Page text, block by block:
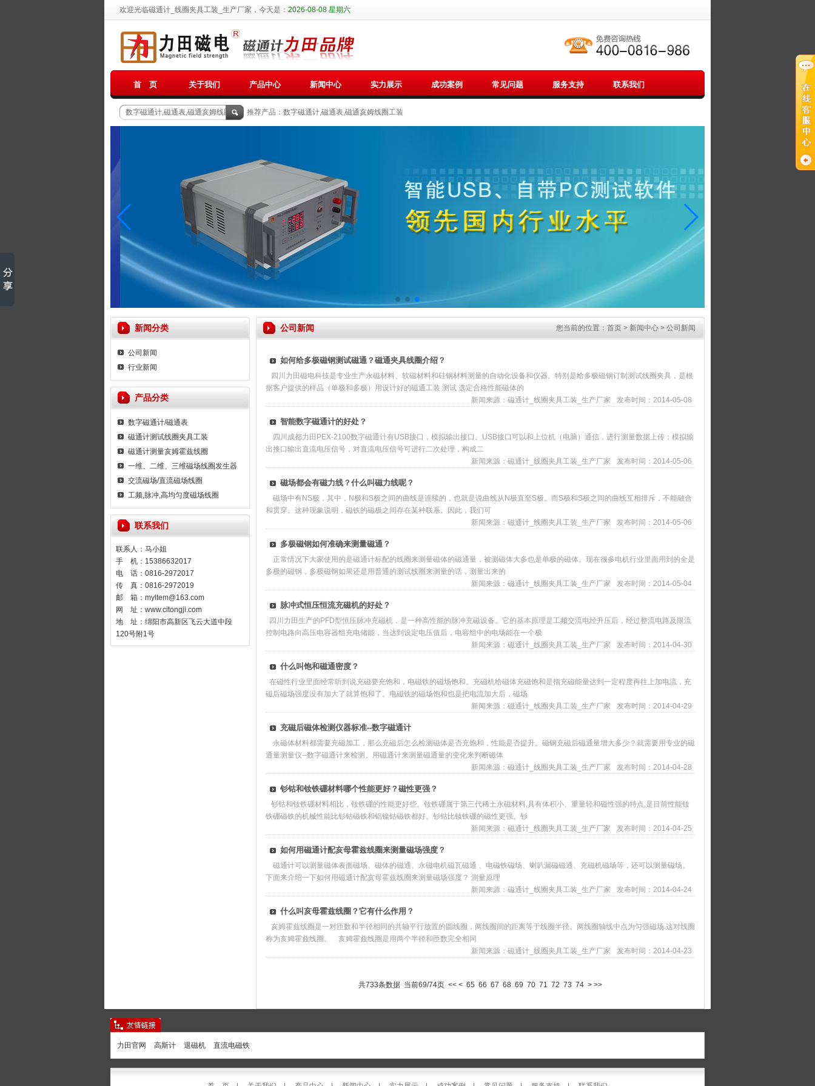
欢迎光临磁通计_线圈夹具工装_生产厂家，今天是： 2026-08-08 星期六
首 页 关于我们 产品中心 新闻中心 实力展示 成功案例 常见问题 服务支持 联系我们
推荐产品： 数字磁通计,磁通表,磁通亥姆线圈工装
新闻分类
公司新闻
行业新闻
产品分类
数字磁通计/磁通表
磁通计测试线圈夹具工装
磁通计测量亥姆霍兹线圈
一维、二维、三维磁场线圈发生器
交流磁场/直流磁场线圈
工频,脉冲,高均匀度磁场线圈
联系我们
联系人：马小姐
手 机：15386632017
电 话：0816-2972017
传 真：0816-2972019
邮 箱： myltem@163.com
网 址： www.citongji.com
地 址：绵阳市高新区飞云大道中段
120号附1号
您当前的位置： 首页 > 新闻中心 > 公司新闻
公司新闻
如何给多极磁钢测试磁通？磁通夹具线圈介绍？
四川力田磁电科技是专业生产永磁材料、软磁材料和硅钢材料测量的自动化设备和仪器。特别是给多极磁钢订制测试线圈夹具，是根
据客户提供的样品（单极和多极）用设计好的磁通工装 测试 选定合格性能磁体的
新闻来源： 磁通计_线圈夹具工装_生产厂家 发布时间：2014-05-08
智能数字磁通计的好处？
四川成都力田PEX-2100数字磁通计有USB接口，模拟输出接口。USB接口可以和上位机（电脑）通信，进行测量数据上传；模拟输
出接口输出直流电压信号，对直流电压信号可进行二次处理，构成二
新闻来源： 磁通计_线圈夹具工装_生产厂家 发布时间：2014-05-06
磁场都会有磁力线？什么叫磁力线呢？
磁场中有NS极，其中，N极和S极之间的曲线是连续的，也就是说曲线从N极直至S极。而S极和S极之间的曲线互相排斥，不能融合
和贯穿。这种现象说明，磁铁的磁极之间存在某种联系。因此，我们可
新闻来源： 磁通计_线圈夹具工装_生产厂家 发布时间：2014-05-06
多极磁钢如何准确来测量磁通？
正常情况下大家使用的是磁通计标配的线圈来测量磁体的磁通量，被测磁体大多也是单极的磁体。现在很多电机行业里面用到的全是
多极的磁钢，多极磁钢如果还是用普通的测试线圈来测量的话，测量出来的
新闻来源： 磁通计_线圈夹具工装_生产厂家 发布时间：2014-05-04
脉冲式恒压恒流充磁机的好处？
四川力田生产的PFD型恒压脉冲充磁机，是一种高性能的脉冲充磁设备。它的基本原理是工频交流电经升压后，经过整流电路及限流
控制电路向高压电容器组充电储能，当达到设定电压值后，电容组中的电场能在一个极
新闻来源： 磁通计_线圈夹具工装_生产厂家 发布时间：2014-04-30
什么叫饱和磁通密度？
在磁性行业里面经常听到说充磁要充饱和，电磁铁的磁场饱和。充磁机给磁体充磁饱和是指充磁能量达到一定程度再往上加电流，充
磁后磁场强度没有加大了就算饱和了。电磁铁的磁场饱和也是把电流加大后，磁场
新闻来源： 磁通计_线圈夹具工装_生产厂家 发布时间：2014-04-29
充磁后磁体检测仪器标准--数字磁通计
永磁体材料都需要充磁加工，那么充磁后怎么检测磁体是否充饱和，性能是否提升。磁钢充磁后磁通量增大多少？就需要用专业的磁
通量测量仪--数字磁通计来检测。用磁通计来测量磁通量的变化来判断磁体
新闻来源： 磁通计_线圈夹具工装_生产厂家 发布时间：2014-04-28
钐钴和钕铁硼材料哪个性能更好？磁性更强？
钐钴和钕铁硼材料相比，钕铁硼的性能更好些。钕铁硼属于第三代稀土永磁材料,具有体积小、重量轻和磁性强的特点,是目前性能钕
铁硼磁铁的机械性能比钐钴磁铁和铝镍钴磁铁都好。钐钴比钕铁硼的磁性更强。钐
新闻来源： 磁通计_线圈夹具工装_生产厂家 发布时间：2014-04-25
如何用磁通计配亥母霍兹线圈来测量磁场强度？
磁通计可以测量磁体表面磁场、磁体的磁通、永磁电机磁瓦磁通 、电磁铁磁场、喇叭漏磁磁通、充磁机磁场等，还可以测量磁场。
下面来介绍一下如何用磁通计配亥母霍兹线圈来测量磁场强度？ 測量原理
新闻来源： 磁通计_线圈夹具工装_生产厂家 发布时间：2014-04-24
什么叫亥母霍兹线圈？它有什么作用？
亥姆霍兹线圈是一对匝数和半径相同的共轴平行放置的圆线圈，两线圈间的距离等于线圈半径。两线圈轴线中点为匀强磁场.这对线圈
称为亥姆霍兹线圈。 亥姆霍兹线圈是用两个半径和匝数完全相同
新闻来源： 磁通计_线圈夹具工装_生产厂家 发布时间：2014-04-23
共733条数据 当前69/74页 << < 65 66 67 68 69 70 71 72 73 74 > >>
力田官网 高斯计 退磁机 直流电磁铁